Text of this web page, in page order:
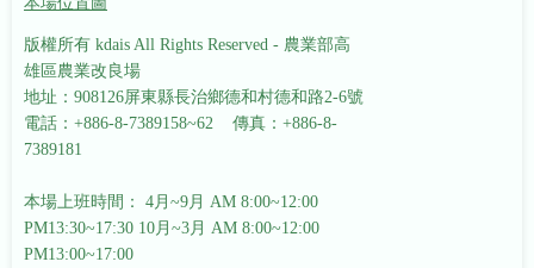
版權所有 kdais All Rights Reserved - 農業部高
雄區農業改良場
地址：908126屏東縣長治鄉德和村德和路2-6號
電話：+886-8-7389158~62 傳真：+886-8-
7389181
本場上班時間： 4月~9月 AM 8:00~12:00
PM13:30~17:30 10月~3月 AM 8:00~12:00
PM13:00~17:00